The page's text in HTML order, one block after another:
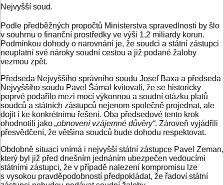
Nejvyšší soud.
Podle předběžných propočtů Ministerstva spravedlnosti by šlo
v souhrnu o finanční prostředky ve výši 1,2 miliardy korun.
Podmínkou dohody o narovnání je, že soudci a státní zástupci
neuplatní své nároky soudní cestou a již podané žaloby
vezmou zpět.
Předseda Nejvyššího správního soudu Josef Baxa a předseda
Nejvyššího soudu Pavel Šámal kvitovali, že se historicky
poprvé podařilo mezi mocí výkonnou a soudní otázku platů
soudců a státních zástupců nejenom společně projednat, ale
dojít i ke konkrétnímu řešení. Oba předsedové tento krok
ohodnotili jako „obnovení vzájemné důvěry“. Zároveň vyjádřili
přesvědčení, že většina soudců bude dohodu respektovat.
Obdobně situaci vnímá i nejvyšší státní zástupce Pavel Zeman,
který byl již před dnešním jednáním ubezpečen vedoucími
státními zástupci, že v případě nalezení kompromisu lze
s vysokou pravděpodobností předpokládat, že řadoví státní